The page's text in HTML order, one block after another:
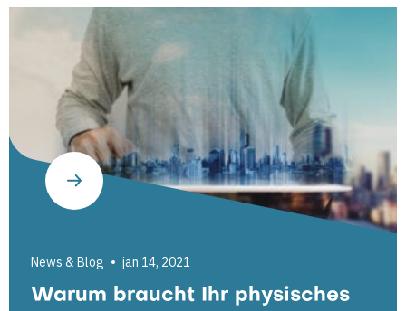
News & Blog jan 14, 2021
Warum braucht Ihr physisches